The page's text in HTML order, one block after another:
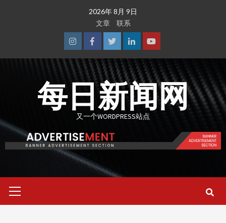
2026年 8月 9日
文章
联系
InstagramFacebook
TwitterLinkedinYoutube
每日新闻网
又一个WORDPRESS站点
Menu